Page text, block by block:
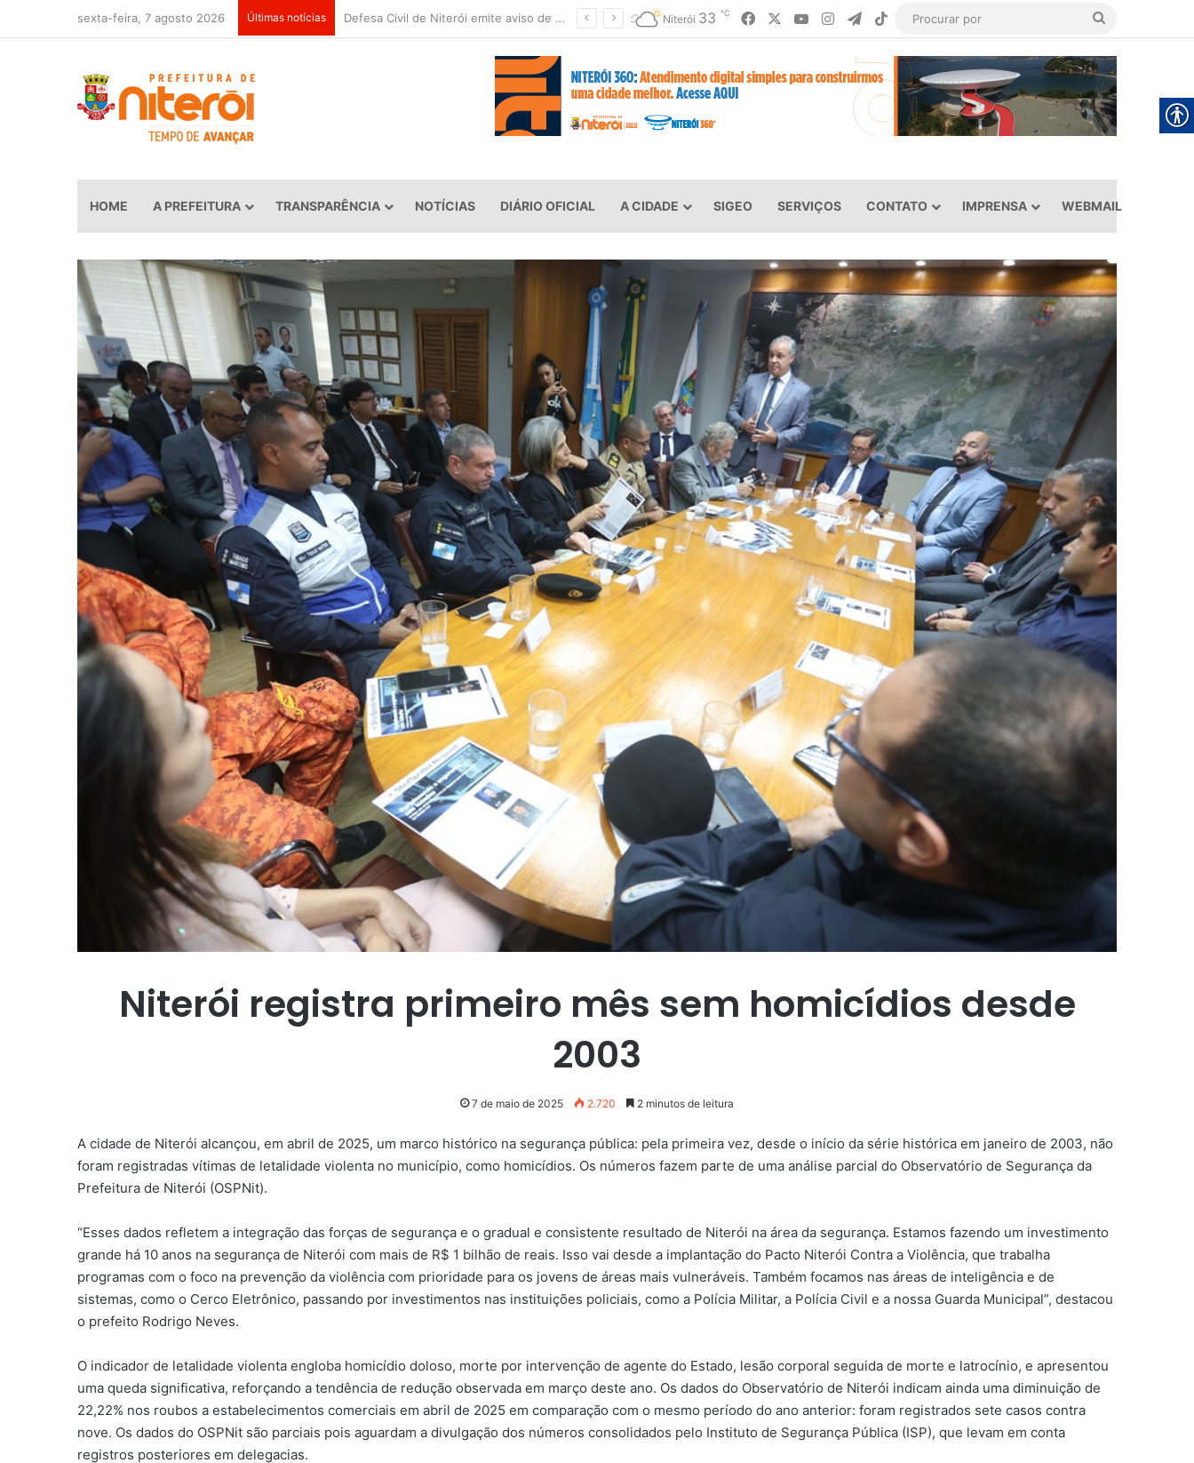
sexta-feira, 7 agosto 2026 Últimas notícias Prefeitura apresenta balanço do primeiro semestre e encaminha novos projetos à Câmara Niterói 33 ℃ FacebookYouTubeInstagramTelegram
TikTok
HOME A PREFEITURA TRANSPARÊNCIA NOTÍCIAS DIÁRIO OFICIAL A CIDADE SIGEO SERVIÇOS CONTATO IMPRENSA WEBMAIL
Niterói registra primeiro mês sem homicídios desde
2003
7 de maio de 2025 2.720 2 minutos de leitura
A cidade de Niterói alcançou, em abril de 2025, um marco histórico na segurança pública: pela primeira vez, desde o início da série histórica em janeiro de 2003, não
foram registradas vítimas de letalidade violenta no município, como homicídios. Os números fazem parte de uma análise parcial do Observatório de Segurança da
Prefeitura de Niterói (OSPNit).
“Esses dados refletem a integração das forças de segurança e o gradual e consistente resultado de Niterói na área da segurança. Estamos fazendo um investimento
grande há 10 anos na segurança de Niterói com mais de R$ 1 bilhão de reais. Isso vai desde a implantação do Pacto Niterói Contra a Violência, que trabalha
programas com o foco na prevenção da violência com prioridade para os jovens de áreas mais vulneráveis. Também focamos nas áreas de inteligência e de
sistemas, como o Cerco Eletrônico, passando por investimentos nas instituições policiais, como a Polícia Militar, a Polícia Civil e a nossa Guarda Municipal”, destacou
o prefeito Rodrigo Neves.
O indicador de letalidade violenta engloba homicídio doloso, morte por intervenção de agente do Estado, lesão corporal seguida de morte e latrocínio, e apresentou
uma queda significativa, reforçando a tendência de redução observada em março deste ano. Os dados do Observatório de Niterói indicam ainda uma diminuição de
22,22% nos roubos a estabelecimentos comerciais em abril de 2025 em comparação com o mesmo período do ano anterior: foram registrados sete casos contra
nove. Os dados do OSPNit são parciais pois aguardam a divulgação dos números consolidados pelo Instituto de Segurança Pública (ISP), que levam em conta
registros posteriores em delegacias.